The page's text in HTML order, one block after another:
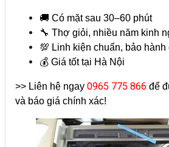
🚚 Có mặt sau 30–60 phút
🔧 Thợ giỏi, nhiều năm kinh
💯 Linh kiện chuẩn, bảo hành
💰 Giá tốt tại Hà Nội
>> Liên hệ ngay 0965 775 866 để
và báo giá chính xác!